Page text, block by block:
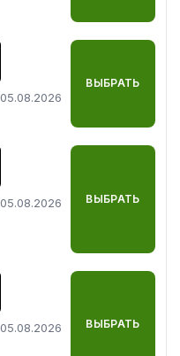
05.08.2026 ВЫБРАТЬ
05.08.2026 ВЫБРАТЬ
05.08.2026
ВЫБРАТЬ